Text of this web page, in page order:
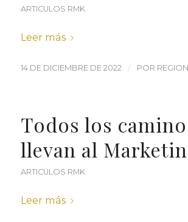
ARTICULOS RMK
Leer más
14 DE DICIEMBRE DE 2022 / POR
Todos los
llevan al
ARTICULOS RMK
Leer más